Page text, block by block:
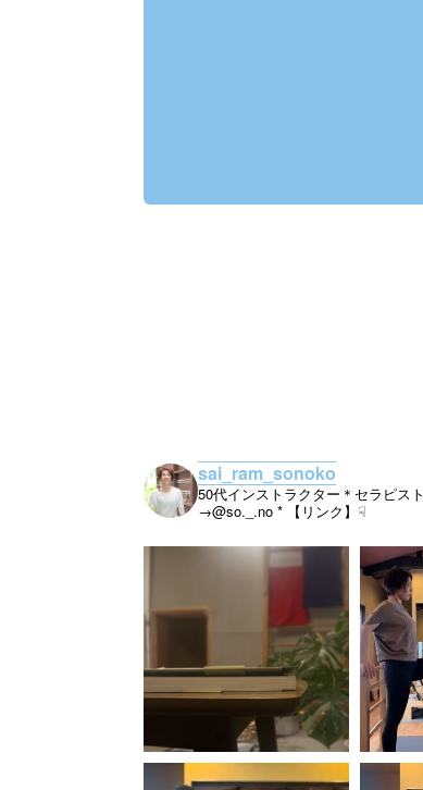
sai_ram_sonoko
50代インストラクター＊セラピスト
→@so._.no * 【リンク】☟